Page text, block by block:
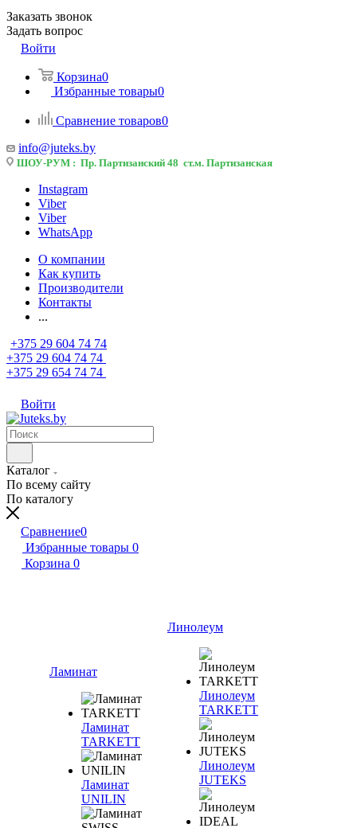
Заказать звонок
Задать вопрос
Войти
Корзина0
Избранные товары0
Сравнение товаров0
info@juteks.by
ШОУ-РУМ : Пр. Партизанский 48 ст.м. Партизанская
Instagram
Viber
Viber
WhatsApp
О компании
Как купить
Производители
Контакты
...
+375 29 604 74 74
+375 29 604 74 74
+375 29 654 74 74
Войти
Каталог
По всему сайту
По каталогу
Сравнение0
Избранные товары 0
Корзина 0
Ламинат
Ламинат
TARKETT
Ламинат
UNILIN
Линолеум
Линолеум
TARKETT
Линолеум
JUTEKS